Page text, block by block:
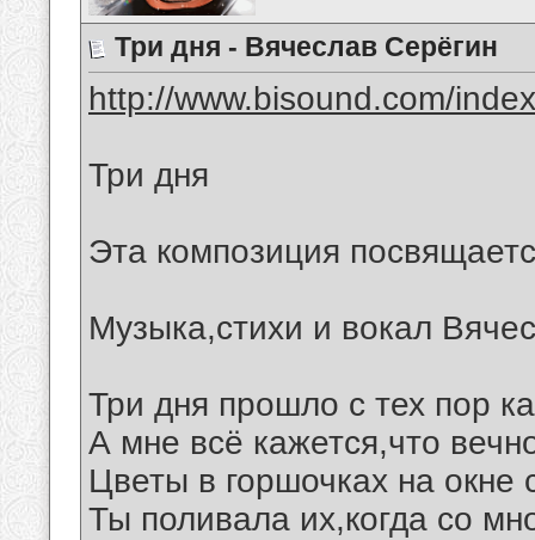
Три дня - Вячеслав Серёгин
http://www.bisound.com/
Три дня
Эта композиция
Музыка,стихи и вокал
Три дня прошло с тех пор
А мне всё кажется,что
Цветы в горшочках на окне
Ты поливала их,когда со